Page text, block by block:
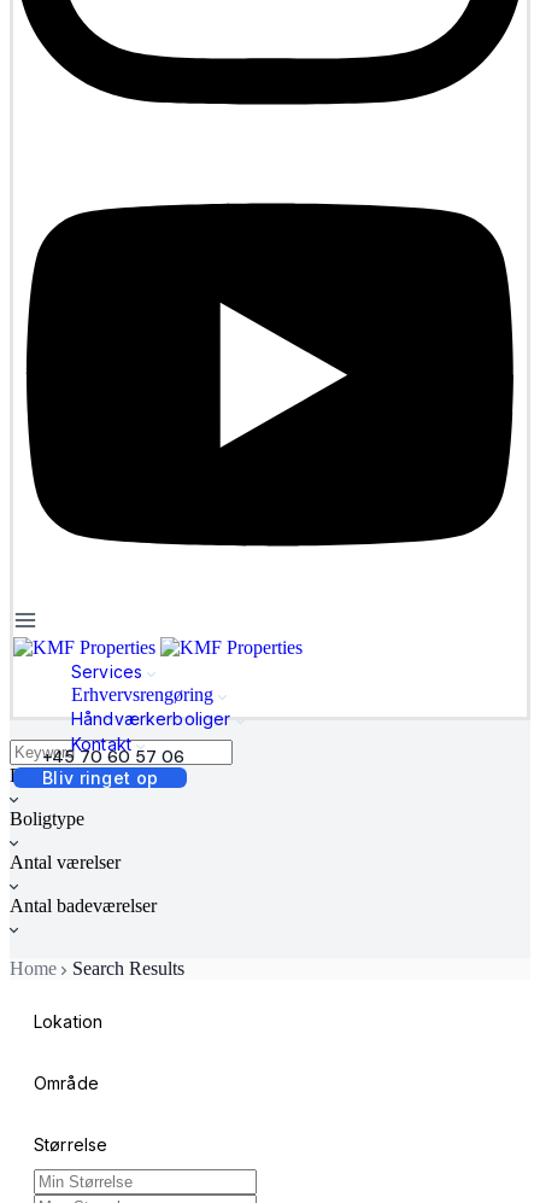
Services
Erhvervsrengøring
Håndværkerboliger
Kontakt
+45 70 60 57 06
Bliv ringet op
Boligstatus
Boligtype
Antal værelser
Antal badeværelser
Home Search Results
Lokation
Område
Størrelse